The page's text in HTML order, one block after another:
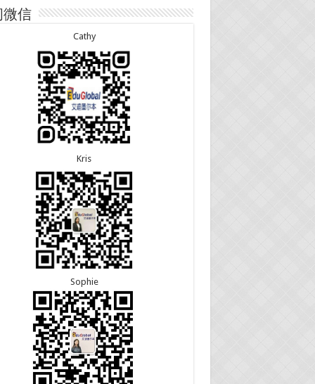
offer！
喜江苏的谢先生600旅游签证顺利下签，三年多
喜江苏的杨女士190技术移民签证顺利下签！
喜黑龙江的刘女士864父母签证顺利下签！
喜天津的陈同学和妈妈590+500学生签证顺利
喜江苏的曹同学500学生签证顺利下签！
喜广东的邓同学500学生签证顺利下签！
喜广东的喻同学500学生签证顺利下签！
喜黑龙江的刘女士600旅游签证顺利下签，三年
喜北京的王先生和孩子600旅游签证顺利下签，
次往返！
微信
Cathy
Kris
Sophie